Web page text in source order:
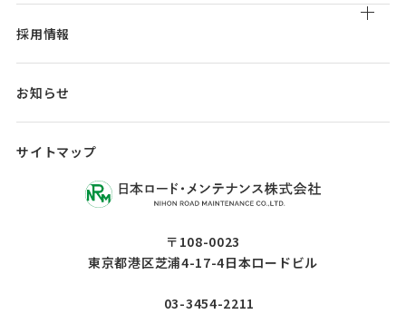
会社概要/組織図/沿革
事業所/関連会社一覧
アクセス
採用情報
職種紹介/社員インタビュー
働く環境
カムバック採用
お知らせ
サイトマップ
〒108-0023
東京都港区芝浦4-17-4日本ロードビル
03-3454-2211